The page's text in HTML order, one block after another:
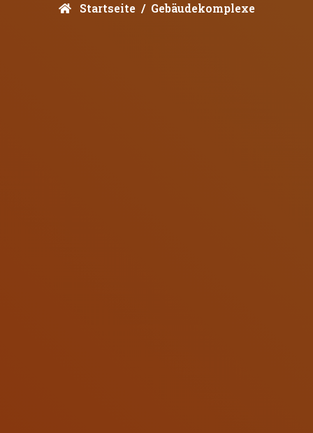
Startseite Gebäudekomplexe